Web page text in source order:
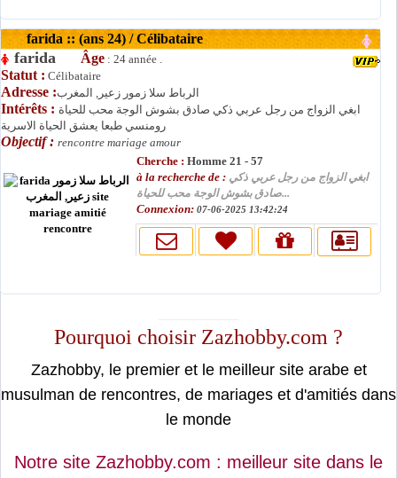
farida :: (ans 24) / Célibataire
farida Âge : 24 année .
Statut : Célibataire
Adresse :الرباط سلا زمور زعير, المغرب
Intérêts : ابغي الزواج من رجل عربي ذكي صادق بشوش الوجة محب للحياة
رومنسي طبعا يعشق الحياة الاسرية
Objectif : rencontre mariage amour
Cherche : Homme 21 - 57
à la recherche de : ابغي الزواج من رجل عربي ذكي
صادق بشوش الوجة محب للحياة...
Connexion: 07-06-2025 13:42:24
Pourquoi choisir Zazhobby.com ?
Zazhobby, le premier et le meilleur site arabe et
musulman de rencontres, de mariages et d'amitiés dans
le monde
Notre site Zazhobby.com : meilleur site dans le